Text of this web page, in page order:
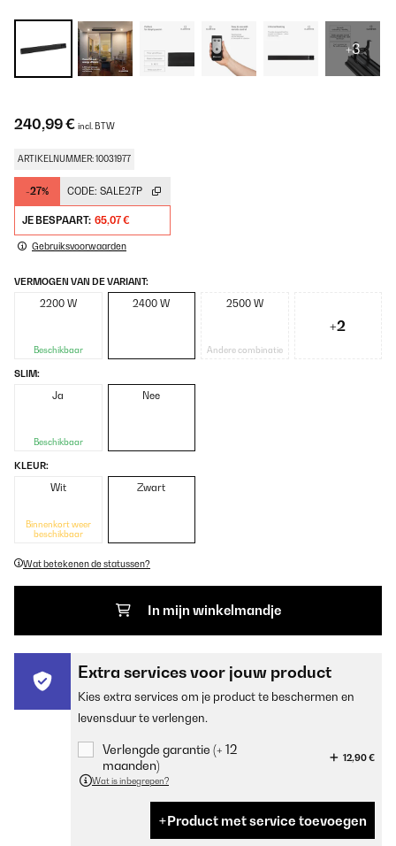
+3
240,99 € incl. BTW
ARTIKELNUMMER: 10031977
-27% CODE: SALE27P
JE BESPAART: 65,07 €
Gebruiksvoorwaarden
VERMOGEN VAN DE VARIANT:
2200 W
Beschikbaar
2400 W 2500 W
Andere combinatie
+2
SLIM:
Ja
Beschikbaar
Nee
KLEUR:
Wit
Binnenkort weer
beschikbaar
Zwart
Wat betekenen de statussen?
In mijn winkelmandje
Extra services voor jouw product
Kies extra services om je product te beschermen en
levensduur te verlengen.
Verlengde garantie (+ 12
maanden)
12,90 €
Wat is inbegrepen?
Product met service toevoegen